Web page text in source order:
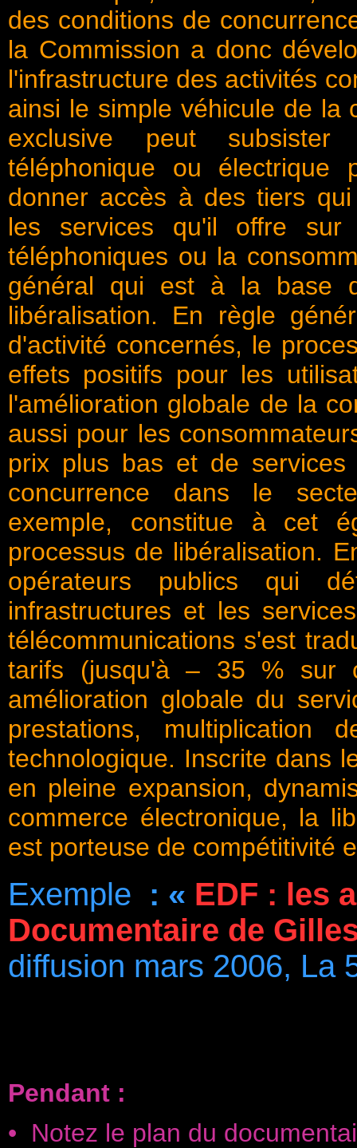
des conditions de
la Commission a donc
l'infrastructure des activités
ainsi le simple véhicule de la
exclusive peut
téléphonique ou électrique
donner accès à des tiers
les services qu'il offre sur
téléphoniques ou la
général qui est à la base
libéralisation. En règle
d'activité concernés, le
effets positifs pour les
l'amélioration globale de la
aussi pour les
prix plus bas et de services
concurrence dans le
exemple, constitue à cet
processus de libéralisation.
opérateurs publics qui
infrastructures et les
télécommunications s'est
tarifs (jusqu'à – 35 % sur
amélioration globale du
prestations, multiplication
technologique. Inscrite dans
en pleine expansion,
commerce électronique, la
est porteuse de compétitivité
Exemple : « EDF : les
Documentaire de
diffusion mars 2006, La
Pendant :
• Notez le plan du